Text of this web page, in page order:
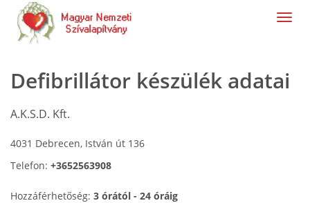
Defibrillátor készülék adatai
A.K.S.D. Kft.
4031 Debrecen, István út 136
Telefon: +3652563908
Hozzáférhetőség: 3 órától - 24 óráig